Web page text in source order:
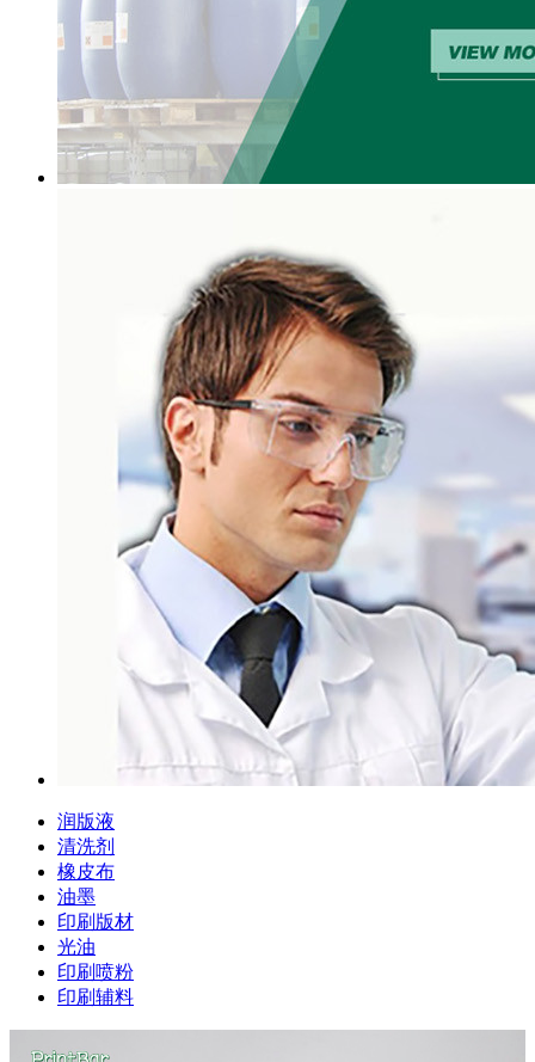
润版液
清洗剂
橡皮布
油墨
印刷版材
光油
印刷喷粉
印刷辅料